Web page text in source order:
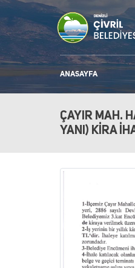
ANASAYFA
ÇAYIR MAH.
YANI) KİRA